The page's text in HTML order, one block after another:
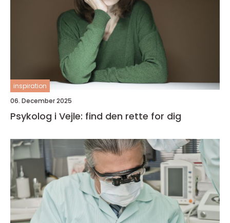
inspiration
06. December 2025
Psykolog i Vejle: find den rette for dig